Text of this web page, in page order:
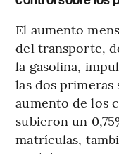
El aumento
del transporte,
la gasolina,
las dos primeras
aumento de los
subieron un
matrículas,